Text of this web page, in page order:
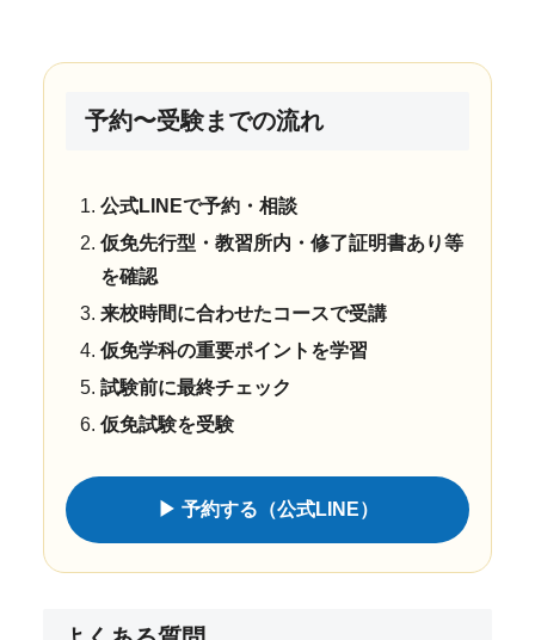
予約〜受験までの流れ
公式LINEで予約・相談
仮免先行型・教習所内・修了証明書あり等
を確認
来校時間に合わせたコースで受講
仮免学科の重要ポイントを学習
試験前に最終チェック
仮免試験を受験
▶ 予約する（公式LINE）